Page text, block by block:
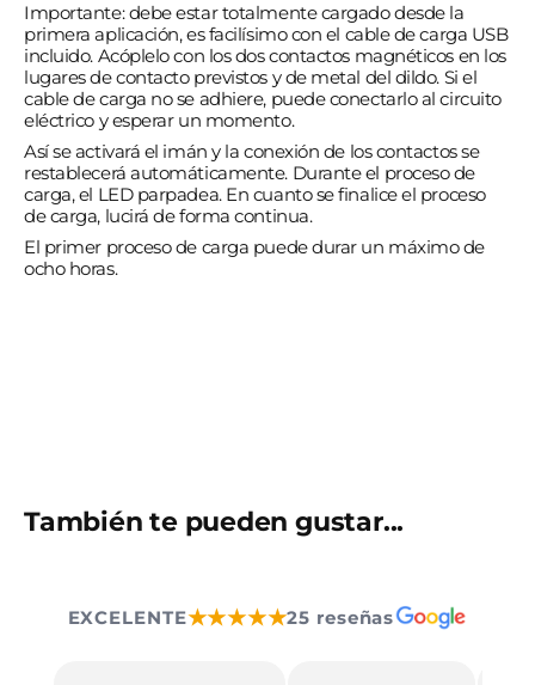
Importante: debe estar totalmente cargado desde la
primera aplicación, es facilísimo con el cable de carga USB
incluido. Acóplelo con los dos contactos magnéticos en los
lugares de contacto previstos y de metal del dildo. Si el
cable de carga no se adhiere, puede conectarlo al circuito
eléctrico y esperar un momento.
Así se activará el imán y la conexión de los contactos se
restablecerá automáticamente. Durante el proceso de
carga, el LED parpadea. En cuanto se finalice el proceso
de carga, lucirá de forma continua.
El primer proceso de carga puede durar un máximo de
ocho horas.
También te pueden gustar...
EXCELENTE★★★★★25 reseñas